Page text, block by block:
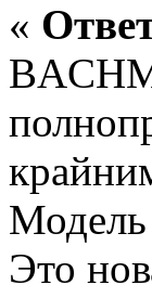
«
Модель
Это